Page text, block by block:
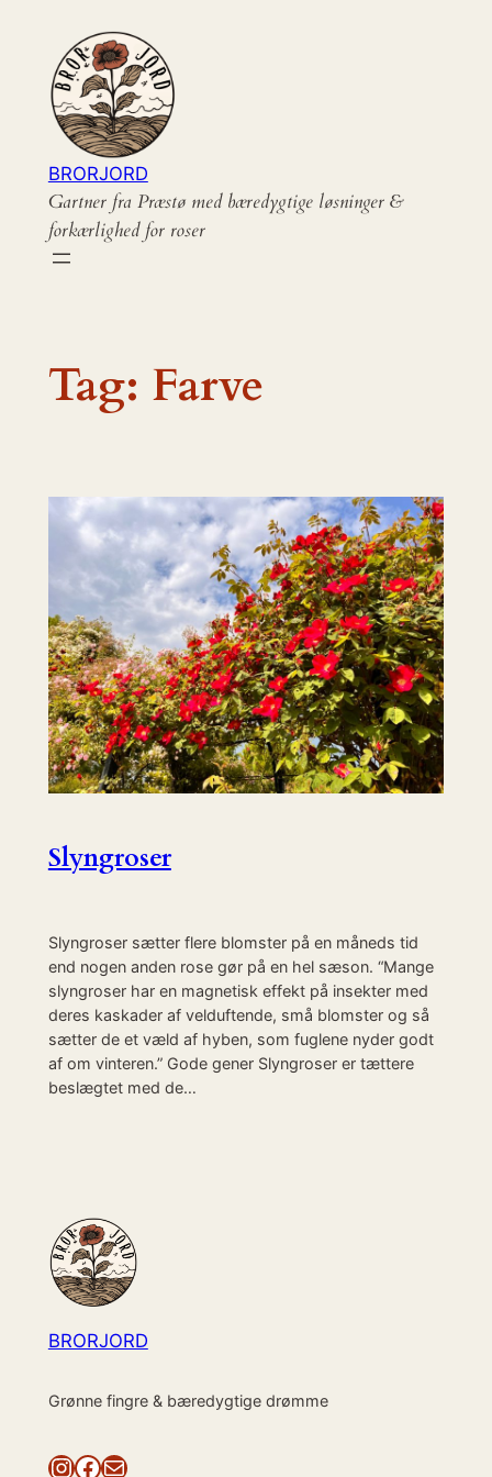
indhold
BRORJORD
Gartner fra Præstø med bæredygtige løsninger &
forkærlighed for roser
Tag: Farve
Slyngroser
Slyngroser sætter flere blomster på en måneds tid
end nogen anden rose gør på en hel sæson. “Mange
slyngroser har en magnetisk effekt på insekter med
deres kaskader af velduftende, små blomster og så
sætter de et væld af hyben, som fuglene nyder godt
af om vinteren.” Gode gener Slyngroser er tættere
beslægtet med de…
BRORJORD
Grønne fingre & bæredygtige drømme
InstagramFacebook Mail